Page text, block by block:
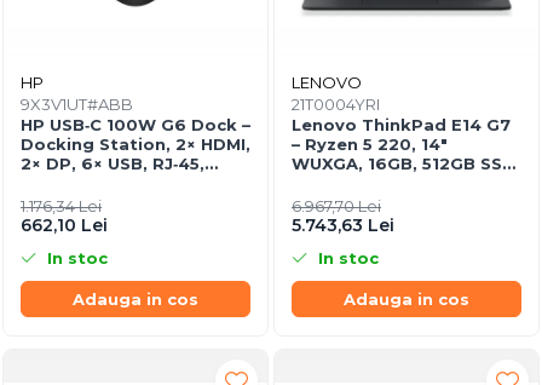
Cititoare de Carduri Usb
Network
Accesspoints & Controllere
Antene rețea
Modemuri
Routere
Switch-uri
Network Accessories
Alte Accesorii Rețelistică
Surse de alimentare rețelistică
HP
9X3V1UT#ABB
HP USB‑C 100W G6 Dock –
Docking Station, 2× HDMI,
2× DP, 6× USB, RJ‑45,
1.176,34 Lei
662,10 Lei
In stoc
Adauga in cos
LENOVO
21T0004YRI
Lenovo ThinkPad E14 G7
– Ryzen 5 220, 14"
WUXGA, 16GB, 512GB SSD,
6.967,70 Lei
5.743,63 Lei
In stoc
Adauga in cos